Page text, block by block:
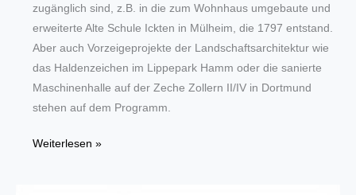
zugänglich sind, z.B. in die zum Wohnhaus umgebaute und
erweiterte Alte Schule Ickten in Mülheim, die 1797 entstand.
Aber auch Vorzeigeprojekte der Landschaftsarchitektur wie
das Haldenzeichen im Lippepark Hamm oder die sanierte
Maschinenhalle auf der Zeche Zollern II/IV in Dortmund
stehen auf dem Programm.
Knapp
Weiterlesen »